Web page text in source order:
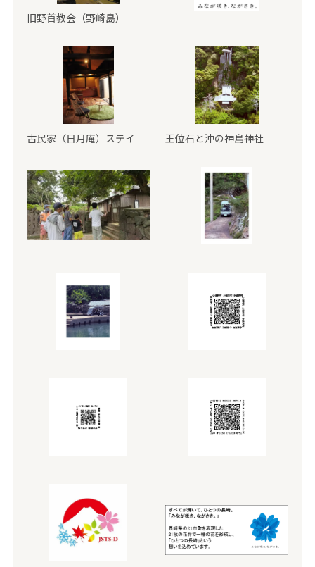
旧野首教会（野崎島）
古民家（日月庵）ステイ 王位石と沖の神島神社